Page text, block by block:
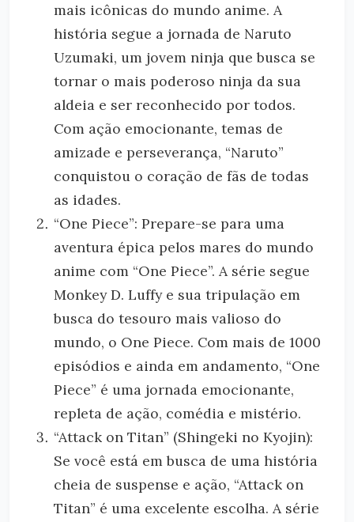
mais icônicas do mundo anime. A
história segue a jornada de Naruto
Uzumaki, um jovem ninja que busca se
tornar o mais poderoso ninja da sua
aldeia e ser reconhecido por todos.
Com ação emocionante, temas de
amizade e perseverança, “Naruto”
conquistou o coração de fãs de todas
as idades.
“One Piece”: Prepare-se para uma
aventura épica pelos mares do mundo
anime com “One Piece”. A série segue
Monkey D. Luffy e sua tripulação em
busca do tesouro mais valioso do
mundo, o One Piece. Com mais de 1000
episódios e ainda em andamento, “One
Piece” é uma jornada emocionante,
repleta de ação, comédia e mistério.
“Attack on Titan” (Shingeki no Kyojin):
Se você está em busca de uma história
cheia de suspense e ação, “Attack on
Titan” é uma excelente escolha. A série